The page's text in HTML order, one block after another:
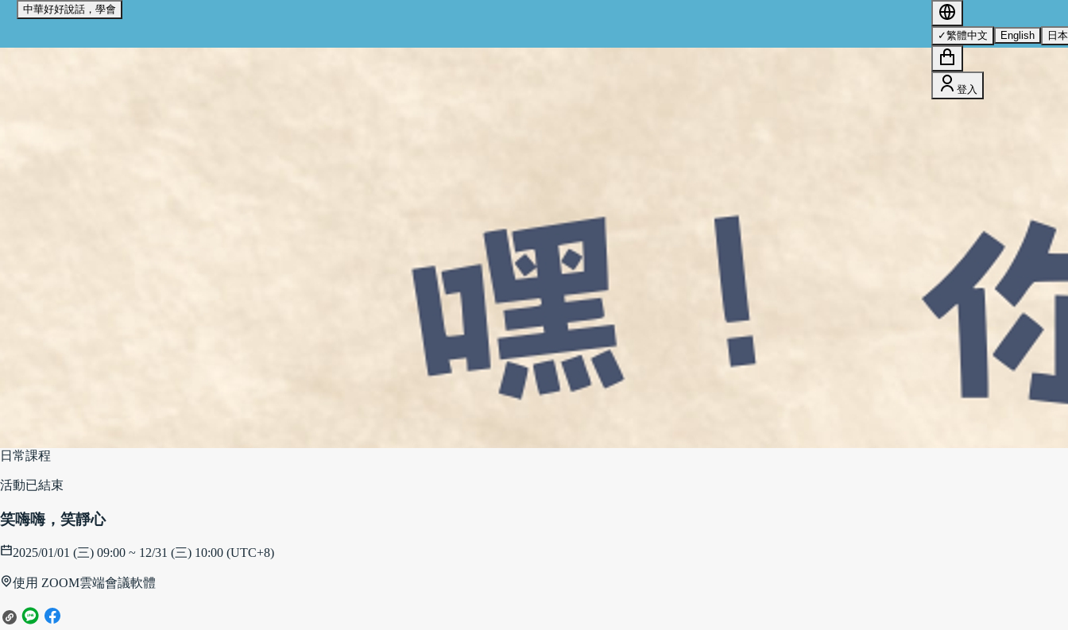
我們使用 cookies 來提升您的瀏覽體驗並分析網站流量。
全部拒絕 接受所有 Cookie
中華好好說話，學會
✓繁體中文 English 日
登入
日常課程
活動已結束
笑嗨嗨，笑靜心
2025/01/01 (三) 09:00 ~ 12/31 (三) 10:00 (UTC+8)
使用 ZOOM雲端會議軟體